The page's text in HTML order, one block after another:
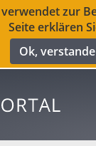
zur
Seite erklären
Ok,